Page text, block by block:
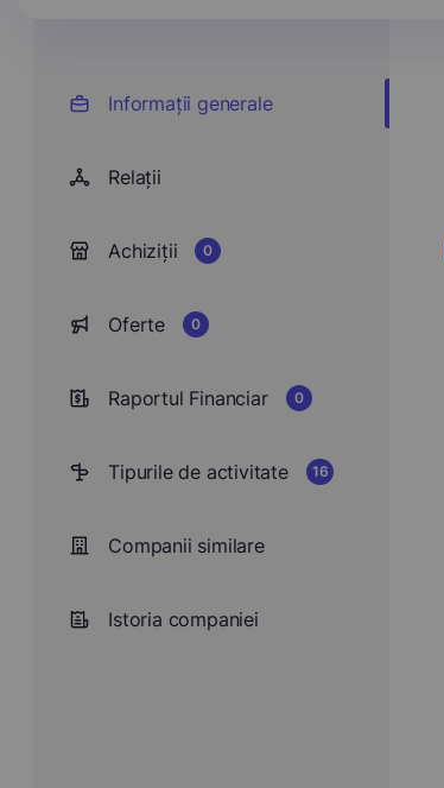
Informații generale
Relații
Achiziții 0
Oferte 0
Raportul Financiar 0
Tipurile de activitate 16
Companii similare
Istoria companiei